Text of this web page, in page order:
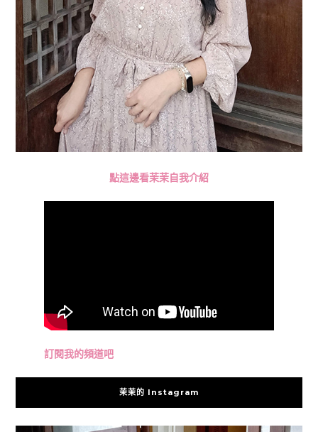
點這邊看茉茉自我介紹
訂閱我的頻道吧
茉茉的 Instagram